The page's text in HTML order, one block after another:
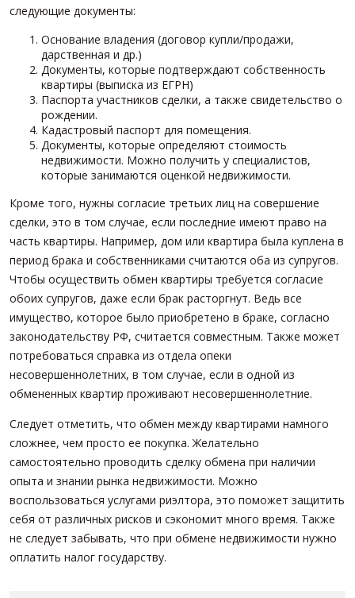
следующие документы:
Основание владения (договор купли/продажи,
дарственная и др.)
Документы, которые подтверждают собственность
квартиры (выписка из ЕГРН)
Паспорта участников сделки, а также свидетельство о
рождении.
Кадастровый паспорт для помещения.
Документы, которые определяют стоимость
недвижимости. Можно получить у специалистов,
которые занимаются оценкой недвижимости.
Кроме того, нужны согласие третьих лиц на совершение
сделки, это в том случае, если последние имеют право на
часть квартиры. Например, дом или квартира была куплена в
период брака и собственниками считаются оба из супругов.
Чтобы осуществить обмен квартиры требуется согласие
обоих супругов, даже если брак расторгнут. Ведь все
имущество, которое было приобретено в браке, согласно
законодательству РФ, считается совместным. Также может
потребоваться справка из отдела опеки
несовершеннолетних, в том случае, если в одной из
обмененных квартир проживают несовершеннолетние.
Следует отметить, что обмен между квартирами намного
сложнее, чем просто ее покупка. Желательно
самостоятельно проводить сделку обмена при наличии
опыта и знании рынка недвижимости. Можно
воспользоваться услугами риэлтора, это поможет защитить
себя от различных рисков и сэкономит много время. Также
не следует забывать, что при обмене недвижимости нужно
оплатить налог государству.